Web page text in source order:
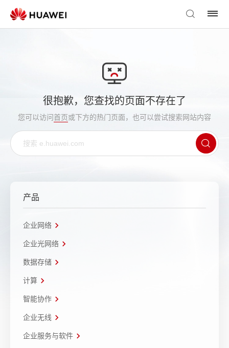
很抱歉，您查找的页面不存在了
您可以访问首页或下方的热门页面，也可以尝试搜索网站内容
产品
企业网络
企业光网络
数据存储
计算
智能协作
企业无线
企业服务与软件